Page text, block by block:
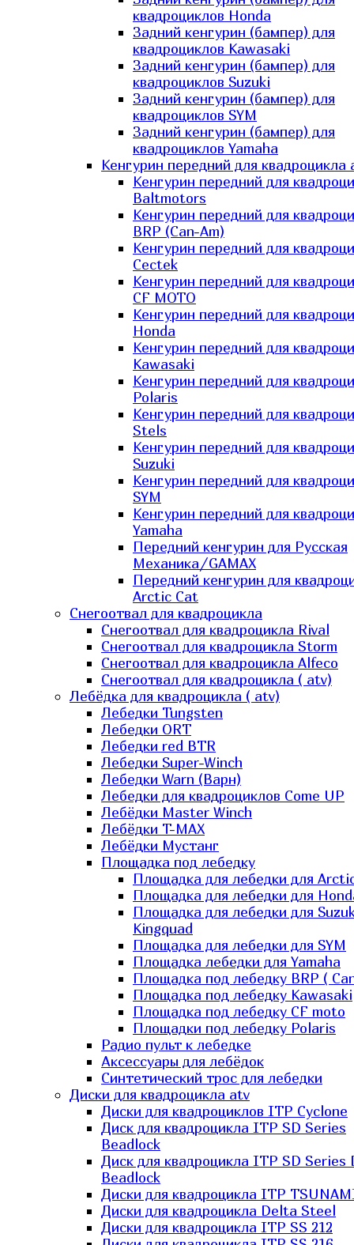
квадроциклов Honda
Задний кенгурин (бампер) для
квадроциклов Kawasaki
Задний кенгурин (бампер) для
квадроциклов Suzuki
Задний кенгурин (бампер) для
квадроциклов SYM
Задний кенгурин (бампер) для
квадроциклов Yamaha
Кенгурин передний для квадроцикла
Кенгурин передний для
Baltmotors
Кенгурин передний для
BRP (Can-Am)
Кенгурин передний для
Cectek
Кенгурин передний для
CF MOTO
Кенгурин передний для
Honda
Кенгурин передний для
Kawasaki
Кенгурин передний для
Polaris
Кенгурин передний для
Stels
Кенгурин передний для
Suzuki
Кенгурин передний для
SYM
Кенгурин передний для
Yamaha
Передний кенгурин для Русская
Механика/GAMAX
Передний кенгурин для
Arctic Cat
Снегоотвал для квадроцикла
Снегоотвал для квадроцикла Rival
Снегоотвал для квадроцикла Storm
Снегоотвал для квадроцикла Alfeco
Снегоотвал для квадроцикла ( atv)
Лебёдка для квадроцикла ( atv)
Лебедки Tungsten
Лебедки ORT
Лебедки red BTR
Лебедки Super-Winch
Лебедки Warn (Варн)
Лебедки для квадроциклов Come UP
Лебёдки Master Winch
Лебёдки T-MAX
Лебёдки Мустанг
Площадка под лебедку
Площадка для лебедки для
Площадка для лебедки для
Площадка для лебедки для
Kingquad
Площадка для лебедки для SYM
Площадка лебедки для Yamaha
Площадка под лебедку BRP (
Площадка под лебедку Kawasaki
Площадка под лебедку СF moto
Площадки под лебедку Polaris
Радио пульт к лебедке
Аксессуары для лебёдок
Синтетический трос для лебедки
Диски для квадроцикла atv
Диски для квадроциклов ITP Cyclone
Диск для квадроцикла ITP SD Series
Beadlock
Диск для квадроцикла ITP SD Series
Beadlock
Диски для квадроцикла ITP
Диски для квадроцикла Delta Steel
Диски для квадроцикла ITP SS 212